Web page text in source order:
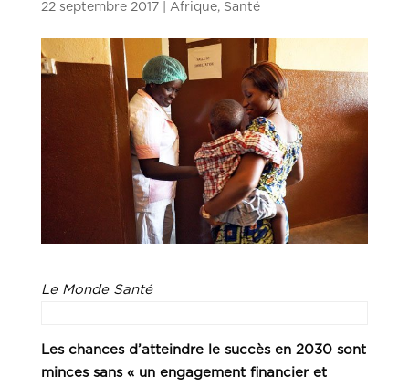
22 septembre 2017| Afrique, Santé
Le Monde Santé
Les chances d’atteindre le succès en 2030 sont
minces sans « un engagement financier et